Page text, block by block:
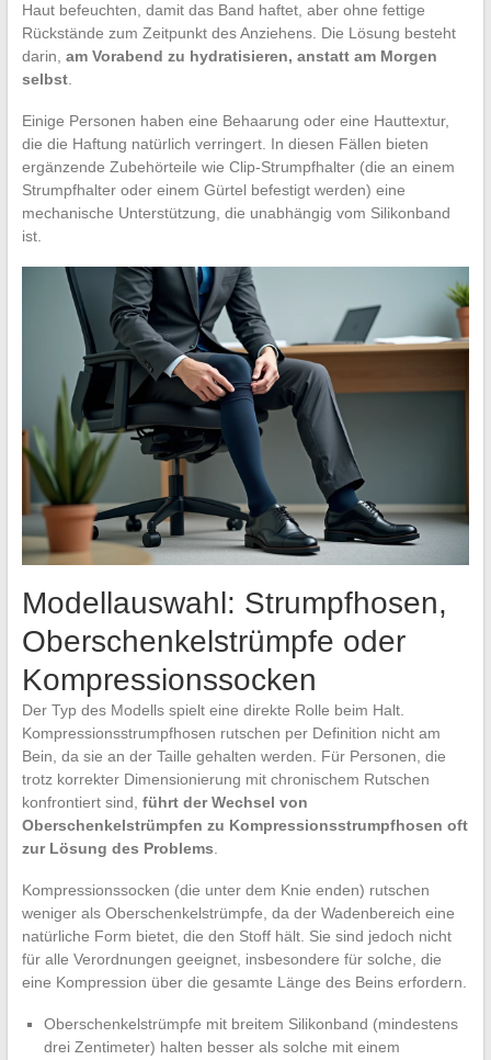
Haut befeuchten, damit das Band haftet, aber ohne fettige
Rückstände zum Zeitpunkt des Anziehens. Die Lösung besteht
darin, am Vorabend zu hydratisieren, anstatt am Morgen
selbst.
Einige Personen haben eine Behaarung oder eine Hauttextur,
die die Haftung natürlich verringert. In diesen Fällen bieten
ergänzende Zubehörteile wie Clip-Strumpfhalter (die an einem
Strumpfhalter oder einem Gürtel befestigt werden) eine
mechanische Unterstützung, die unabhängig vom Silikonband
ist.
Modellauswahl: Strumpfhosen,
Oberschenkelstrümpfe oder
Kompressionssocken
Der Typ des Modells spielt eine direkte Rolle beim Halt.
Kompressionsstrumpfhosen rutschen per Definition nicht am
Bein, da sie an der Taille gehalten werden. Für Personen, die
trotz korrekter Dimensionierung mit chronischem Rutschen
konfrontiert sind, führt der Wechsel von
Oberschenkelstrümpfen zu Kompressionsstrumpfhosen oft
zur Lösung des Problems.
Kompressionssocken (die unter dem Knie enden) rutschen
weniger als Oberschenkelstrümpfe, da der Wadenbereich eine
natürliche Form bietet, die den Stoff hält. Sie sind jedoch nicht
für alle Verordnungen geeignet, insbesondere für solche, die
eine Kompression über die gesamte Länge des Beins erfordern.
Oberschenkelstrümpfe mit breitem Silikonband (mindestens
drei Zentimeter) halten besser als solche mit einem